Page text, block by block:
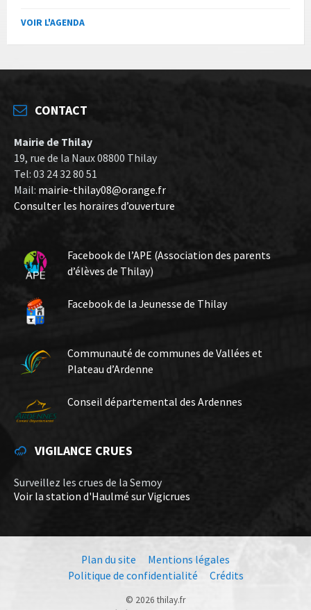
VOIR L'AGENDA
CONTACT
Mairie de Thilay
19, rue de la Naux 08800 Thilay
Tel: 03 24 32 80 51
Mail: mairie-thilay08@orange.fr
Consulter les horaires d’ouverture
Facebook de l’APE (Association des parents
d’élèves de Thilay)
Facebook de la Jeunesse de Thilay
Communauté de communes de Vallées et
Plateau d’Ardenne
Conseil départemental des Ardennes
VIGILANCE CRUES
Surveillez les crues de la Semoy
Voir la station d'Haulmé sur Vigicrues
Plan du site
Mentions légales
Politique de confidentialité
Crédits
© 2026 thilay.fr